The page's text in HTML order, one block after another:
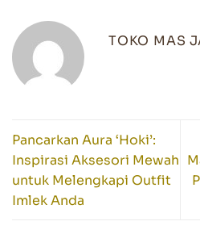
TOKO MAS
Pancarkan Aura ‘Hoki’:
Inspirasi Aksesori Mewah
untuk Melengkapi Outfit
Imlek Anda